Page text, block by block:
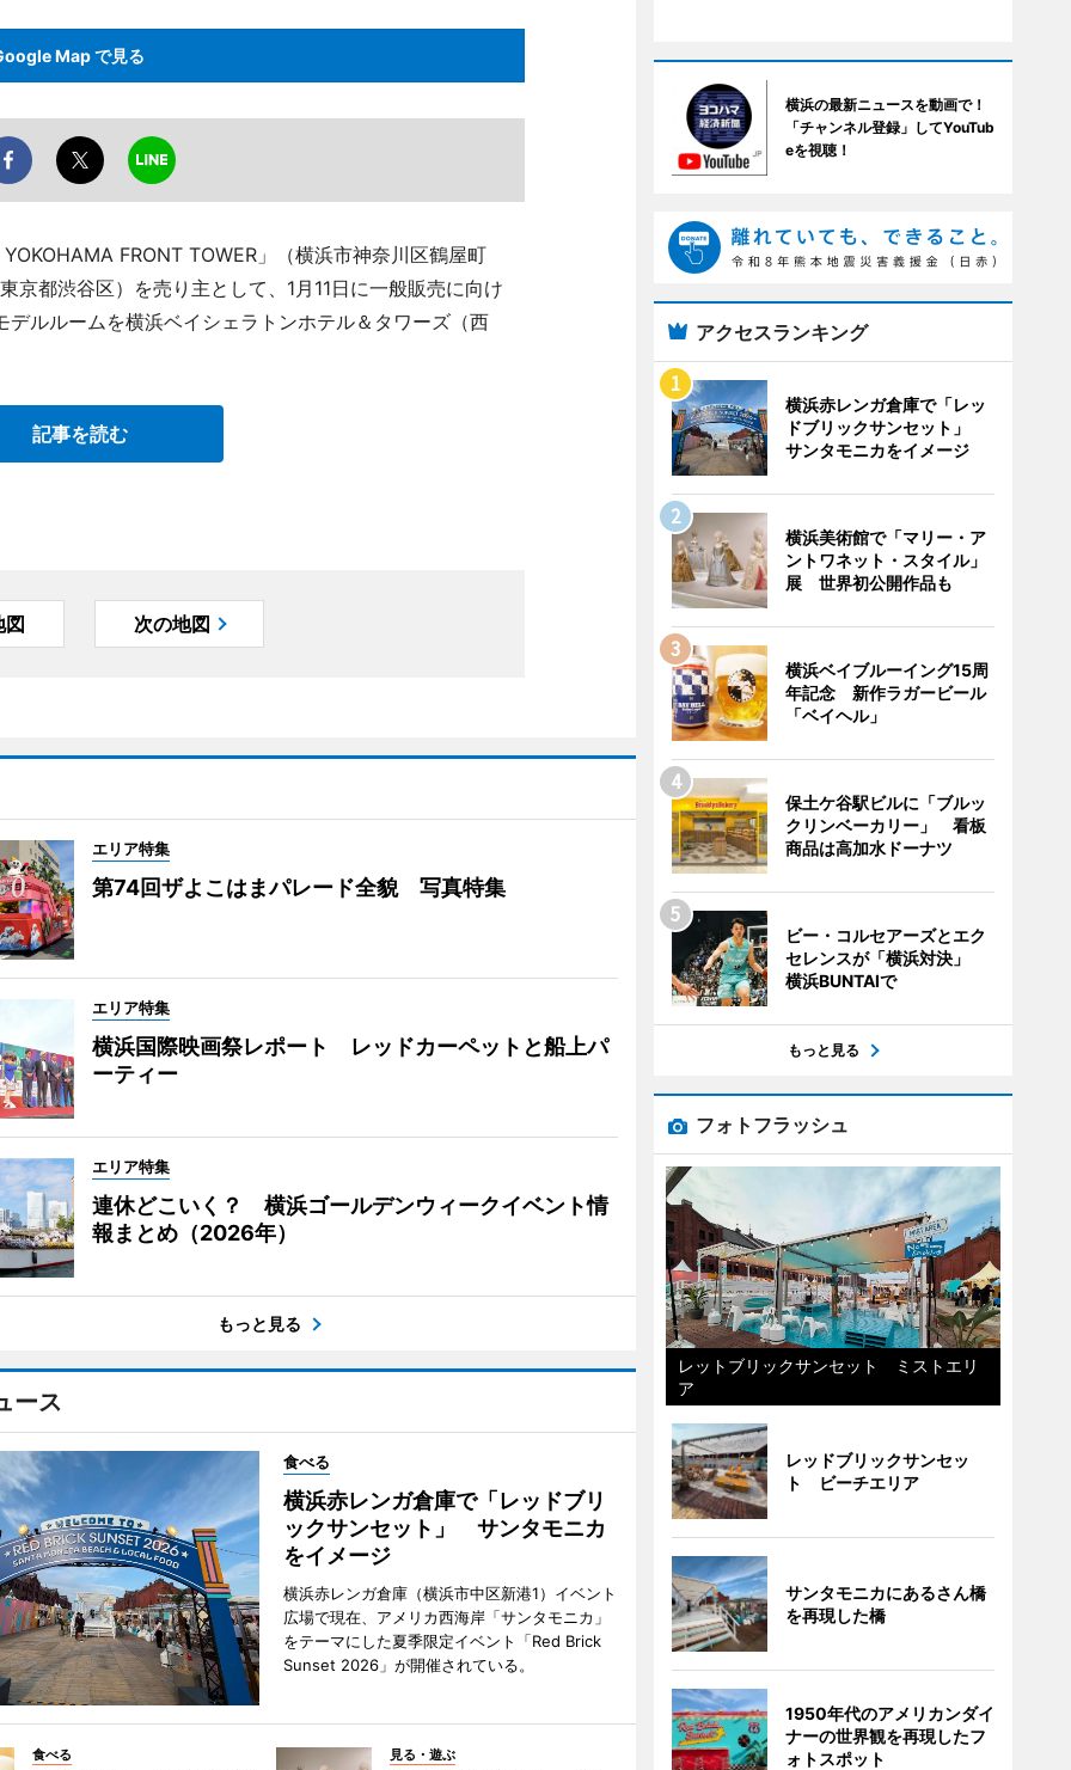
Map で見る
FRONT TOWER」（横浜市神奈川区鶴屋町
京都渋谷区）を売り主として、1月11日に一般販売に向け
ルルームを横浜ベイシェラトンホテル＆タワーズ（西
記事を読む
図 次の地図
エリア特集
第74回ザよこはまパレード全貌 写真特集
エリア特集
横浜国際映画祭レポート レッドカーペットと船上パ
ーティー
エリア特集
連休どこいく？ 横浜ゴールデンウィークイベント情
報まとめ（2026年）
もっと見る
ース
食べる
横浜赤レンガ倉庫で「レッドブリ
ックサンセット」 サンタモニカ
をイメージ
横浜赤レンガ倉庫（横浜市中区新港1）イベント
広場で現在、アメリカ西海岸「サンタモニカ」
をテーマにした夏季限定イベント「Red Brick
Sunset 2026」が開催されている。
食べる 見る・遊ぶ
横浜の最新ニュースを動画で！
「チャンネル登録」してYouTub
eを視聴！
アクセスランキング
横浜赤レンガ倉庫で「レッ
ドブリックサンセット」
サンタモニカをイメージ
横浜美術館で「マリー・ア
ントワネット・スタイル」
展 世界初公開作品も
横浜ベイブルーイング15周
年記念 新作ラガービール
「ベイヘル」
保土ケ谷駅ビルに「ブルッ
クリンベーカリー」 看板
商品は高加水ドーナツ
ビー・コルセアーズとエク
セレンスが「横浜対決」
横浜BUNTAIで
もっと見る
フォトフラッシュ
レットブリックサンセット ミストエリ
ア
レッドブリックサンセッ
ト ビーチエリア
サンタモニカにあるさん橋
を再現した橋
1950年代のアメリカンダイ
ナーの世界観を再現したフ
ォトスポット